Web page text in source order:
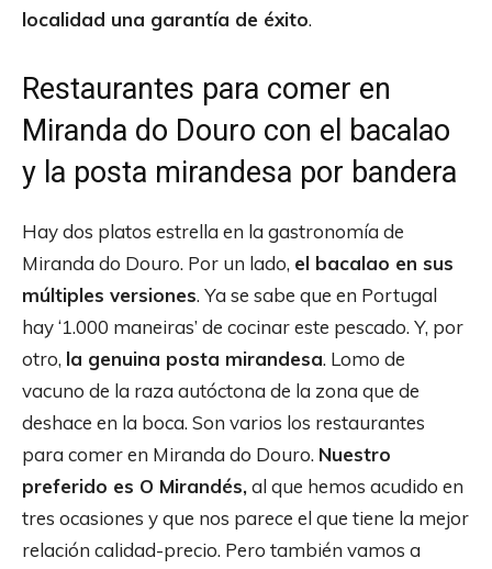
localidad una garantía de éxito.
Restaurantes para comer en
Miranda do Douro con el bacalao
y la posta mirandesa por bandera
Hay dos platos estrella en la gastronomía de
Miranda do Douro. Por un lado, el bacalao en sus
múltiples versiones. Ya se sabe que en Portugal
hay ‘1.000 maneiras’ de cocinar este pescado. Y, por
otro, la genuina posta mirandesa. Lomo de
vacuno de la raza autóctona de la zona que de
deshace en la boca. Son varios los restaurantes
para comer en Miranda do Douro. Nuestro
preferido es O Mirandés,al que hemos acudido en
tres ocasiones y que nos parece el que tiene la mejor
relación calidad-precio. Pero también vamos a